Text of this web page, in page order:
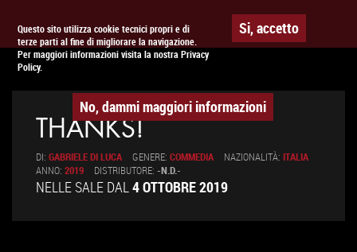
Questo sito utilizza cookie tecnici propri e di
terze parti al fine di migliorare la navigazione.
Per maggiori informazioni visita la nostra Privacy
Policy.
Si, accetto
No, dammi maggiori informazioni
APPUNTAMENTO AL CINEMA
THANKS!
DI: GABRIELE DI LUCA GENERE: COMMEDIA NAZIONALITÀ: ITALIA
ANNO: 2019 DISTRIBUTORE: -N.D.-
NELLE SALE DAL4 OTTOBRE 2019